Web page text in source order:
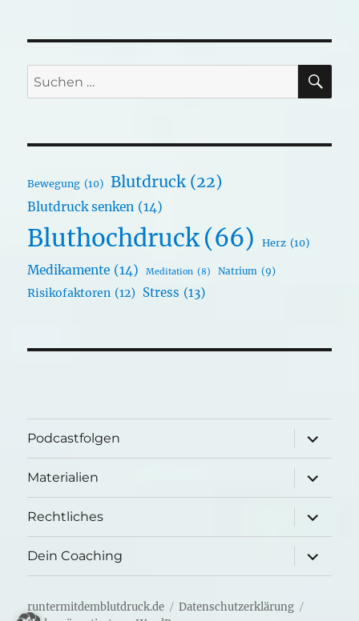
Suchen
nach:
Bewegung (10) Blutdruck (22)
Blutdruck senken (14)
Bluthochdruck(66) Herz (10)
Medikamente (14) Meditation (8) Natrium (9)
Risikofaktoren (12) Stress (13)
Podcastfolgen
öffnen
Materialien
öffnen
Rechtliches
öffnen
Dein Coaching
öffnen
runtermitdemblutdruck.de
Datenschutzerklärung